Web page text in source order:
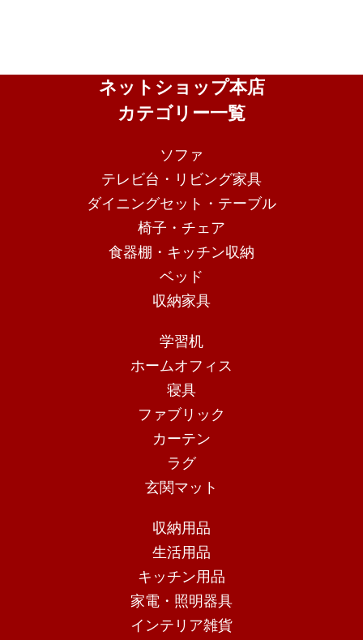
ネットショップ本店
カテゴリー一覧
ソファ
テレビ台・リビング家具
ダイニングセット・テーブル
椅子・チェア
食器棚・キッチン収納
ベッド
収納家具
学習机
ホームオフィス
寝具
ファブリック
カーテン
ラグ
玄関マット
収納用品
生活用品
キッチン用品
家電・照明器具
インテリア雑貨